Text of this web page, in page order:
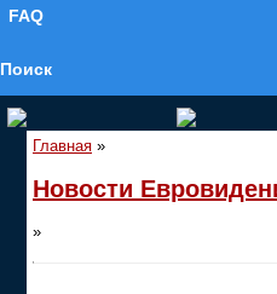
FAQ
Поиск
Главная »
Новости
»